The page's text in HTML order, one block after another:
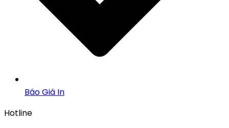
Báo Giá In
Hotline